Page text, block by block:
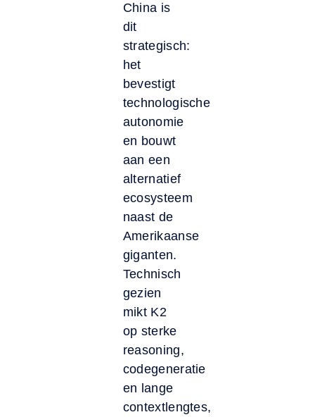
China is
dit
strategisch:
het
bevestigt
technologische
autonomie
en bouwt
aan een
alternatief
ecosysteem
naast de
Amerikaanse
giganten.
Technisch
gezien
mikt K2
op sterke
reasoning,
codegeneratie
en lange
contextlengtes,